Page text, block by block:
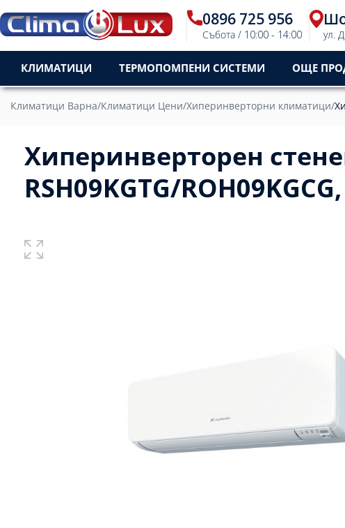
0896 725 956
Събота / 10:00 - 14:00 ул.
КЛИМАТИЦИ ТЕРМОПОМПЕНИ СИСТЕМИ ОЩЕ
Климатици Варна/Климатици Цени/Хиперинверторни климатици/
Хиперинверторен
RSH09KGTG/